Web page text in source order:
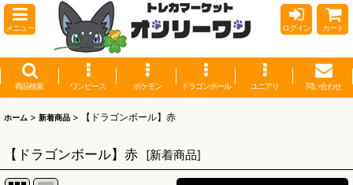
メニュー ログイン カート
商品検索 ワンピース ポケモン ドラゴンボール ユニアリ 問い合わせ
ホーム > 新着商品 > 【ドラゴンボール】赤
【ドラゴンボール】赤 [新着商品]